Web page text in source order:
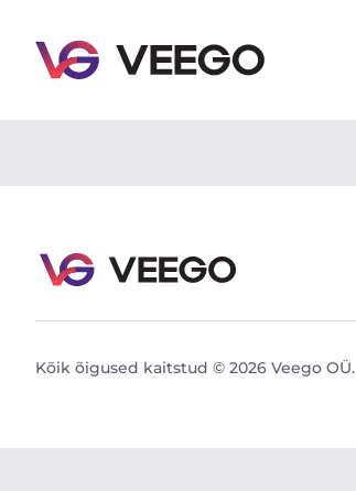
Kõik õigused kaitstud © 2026 Veego OÜ.